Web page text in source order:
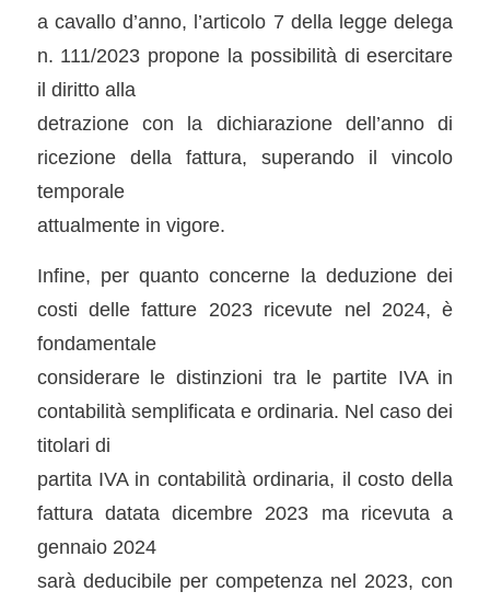
a cavallo d’anno, l’articolo 7 della legge delega
n. 111/2023 propone la possibilità di esercitare
il diritto alla
detrazione con la dichiarazione dell’anno di
ricezione della fattura, superando il vincolo
temporale
attualmente in vigore.
Infine, per quanto concerne la deduzione dei
costi delle fatture 2023 ricevute nel 2024, è
fondamentale
considerare le distinzioni tra le partite IVA in
contabilità semplificata e ordinaria. Nel caso dei
titolari di
partita IVA in contabilità ordinaria, il costo della
fattura datata dicembre 2023 ma ricevuta a
gennaio 2024
sarà deducibile per competenza nel 2023, con